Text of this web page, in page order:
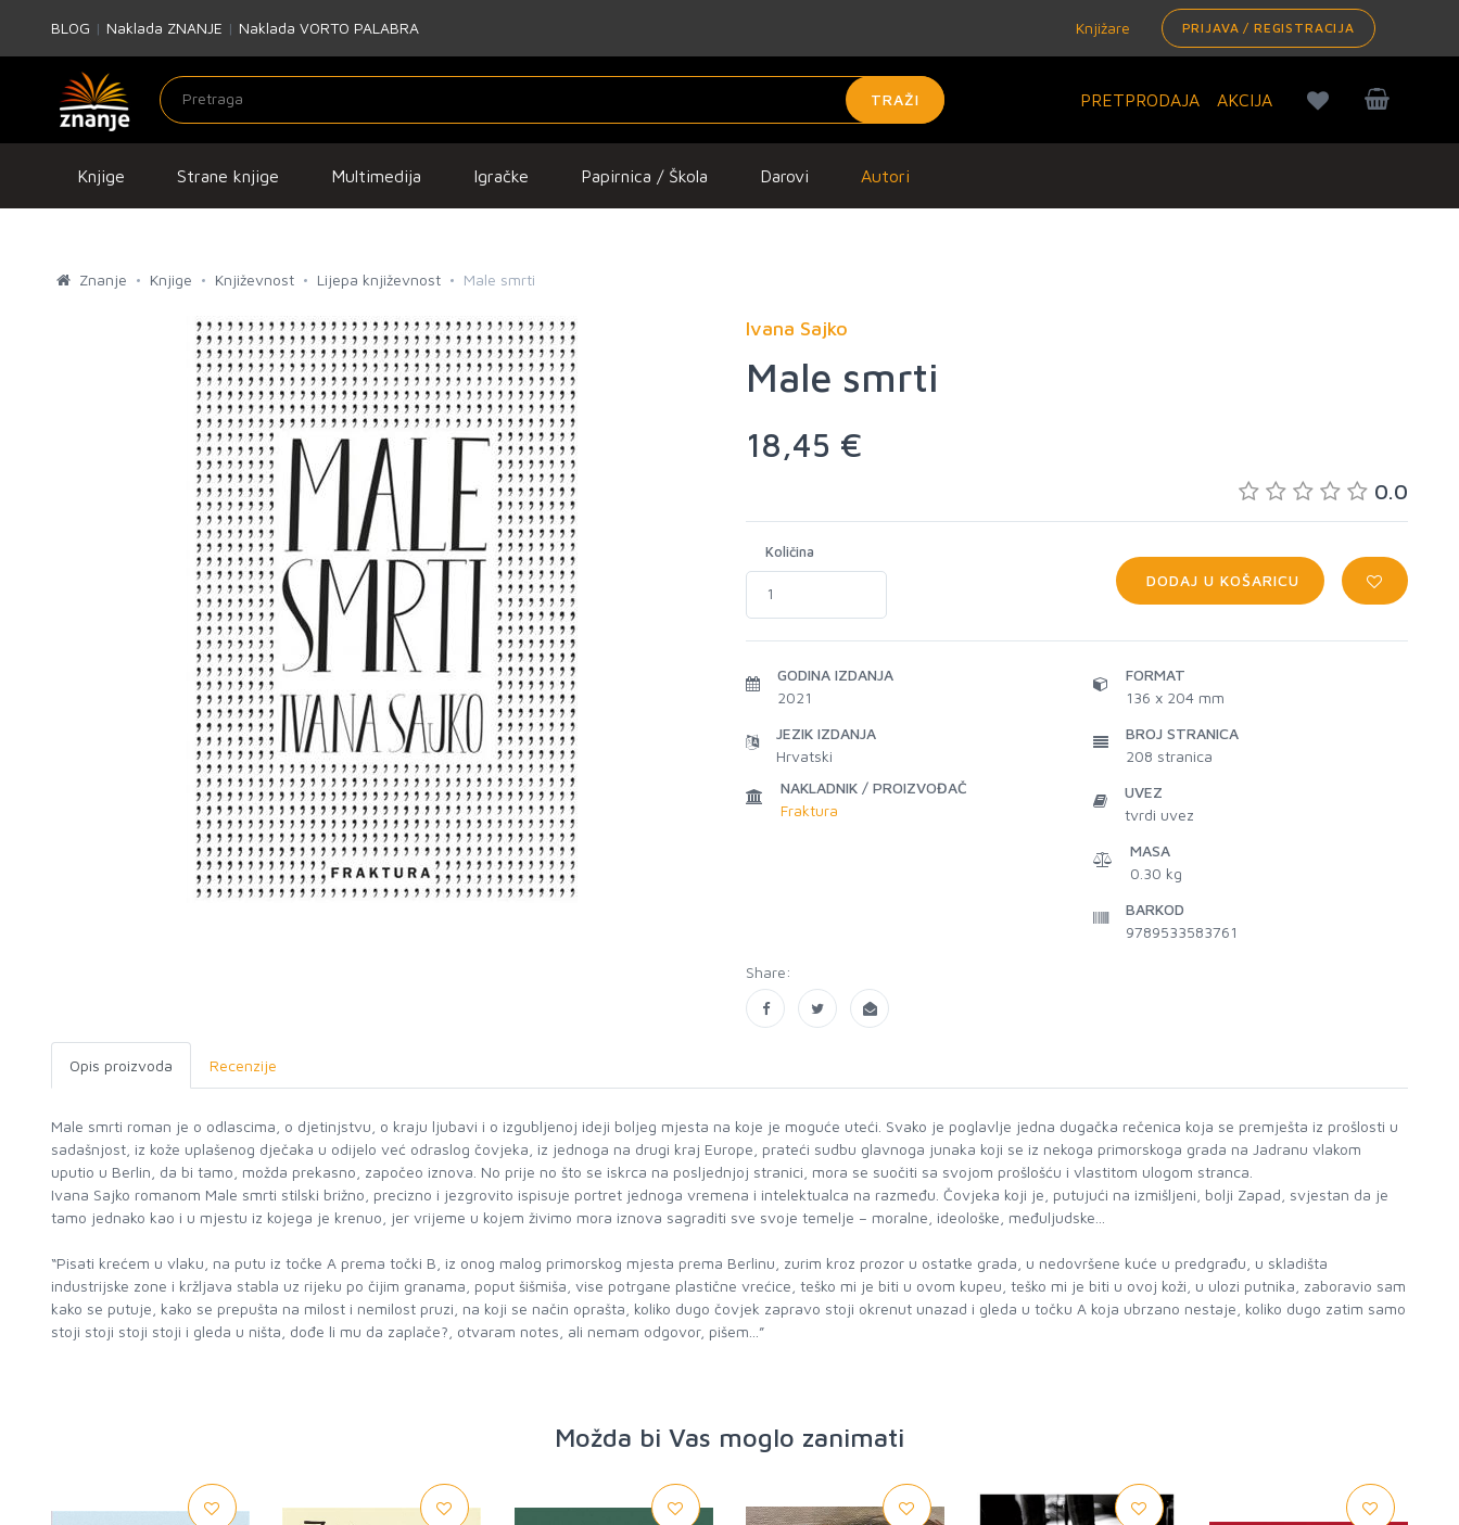
BLOG | Naklada ZNANJE | Naklada VORTO PALABRA Knjižare PRIJAVA / REGISTRACIJA
TRAŽI PRETPRODAJA AKCIJA
Knjige Strane knjige Multimedija Igračke Papirnica / Škola Darovi Autori
Znanje Knjige Književnost Lijepa književnost Male smrti
Ivana Sajko
Male smrti
18,45 €
0.0
Količina
DODAJ U KOŠARICU
GODINA IZDANJA
2021
JEZIK IZDANJA
Hrvatski
NAKLADNIK / PROIZVOĐAČ
Fraktura
FORMAT
136 x 204 mm
BROJ STRANICA
208 stranica
UVEZ
tvrdi uvez
MASA
0.30 kg
BARKOD
9789533583761
Share:
Opis proizvoda Recenzije
Male smrti roman je o odlascima, o djetinjstvu, o kraju ljubavi i o izgubljenoj ideji boljeg mjesta na koje je moguće uteći. Svako je poglavlje jedna dugačka rečenica koja se premješta iz prošlosti u
sadašnjost, iz kože uplašenog dječaka u odijelo već odraslog čovjeka, iz jednoga na drugi kraj Europe, prateći sudbu glavnoga junaka koji se iz nekoga primorskoga grada na Jadranu vlakom
uputio u Berlin, da bi tamo, možda prekasno, započeo iznova. No prije no što se iskrca na posljednjoj stranici, mora se suočiti sa svojom prošlošću i vlastitom ulogom stranca.
Ivana Sajko romanom Male smrti stilski brižno, precizno i jezgrovito ispisuje portret jednoga vremena i intelektualca na razmeđu. Čovjeka koji je, putujući na izmišljeni, bolji Zapad, svjestan da je
tamo jednako kao i u mjestu iz kojega je krenuo, jer vrijeme u kojem živimo mora iznova sagraditi sve svoje temelje – moralne, ideološke, međuljudske...
“Pisati krećem u vlaku, na putu iz točke A prema točki B, iz onog malog primorskog mjesta prema Berlinu, zurim kroz prozor u ostatke grada, u nedovršene kuće u predgrađu, u skladišta
industrijske zone i kržljava stabla uz rijeku po čijim granama, poput šišmiša, vise potrgane plastične vrećice, teško mi je biti u ovom kupeu, teško mi je biti u ovoj koži, u ulozi putnika, zaboravio sam
kako se putuje, kako se prepušta na milost i nemilost pruzi, na koji se način oprašta, koliko dugo čovjek zapravo stoji okrenut unazad i gleda u točku A koja ubrzano nestaje, koliko dugo zatim samo
stoji stoji stoji stoji i gleda u ništa, dođe li mu da zaplače?, otvaram notes, ali nemam odgovor, pišem...”
Možda bi Vas moglo zanimati